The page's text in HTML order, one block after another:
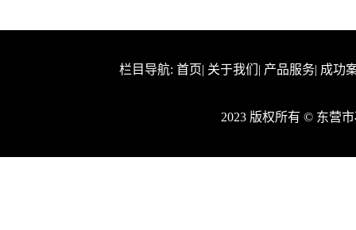
栏目导航: 首页| 关于我们 | 产品服务| 成功
2023 版权所有 © 东营